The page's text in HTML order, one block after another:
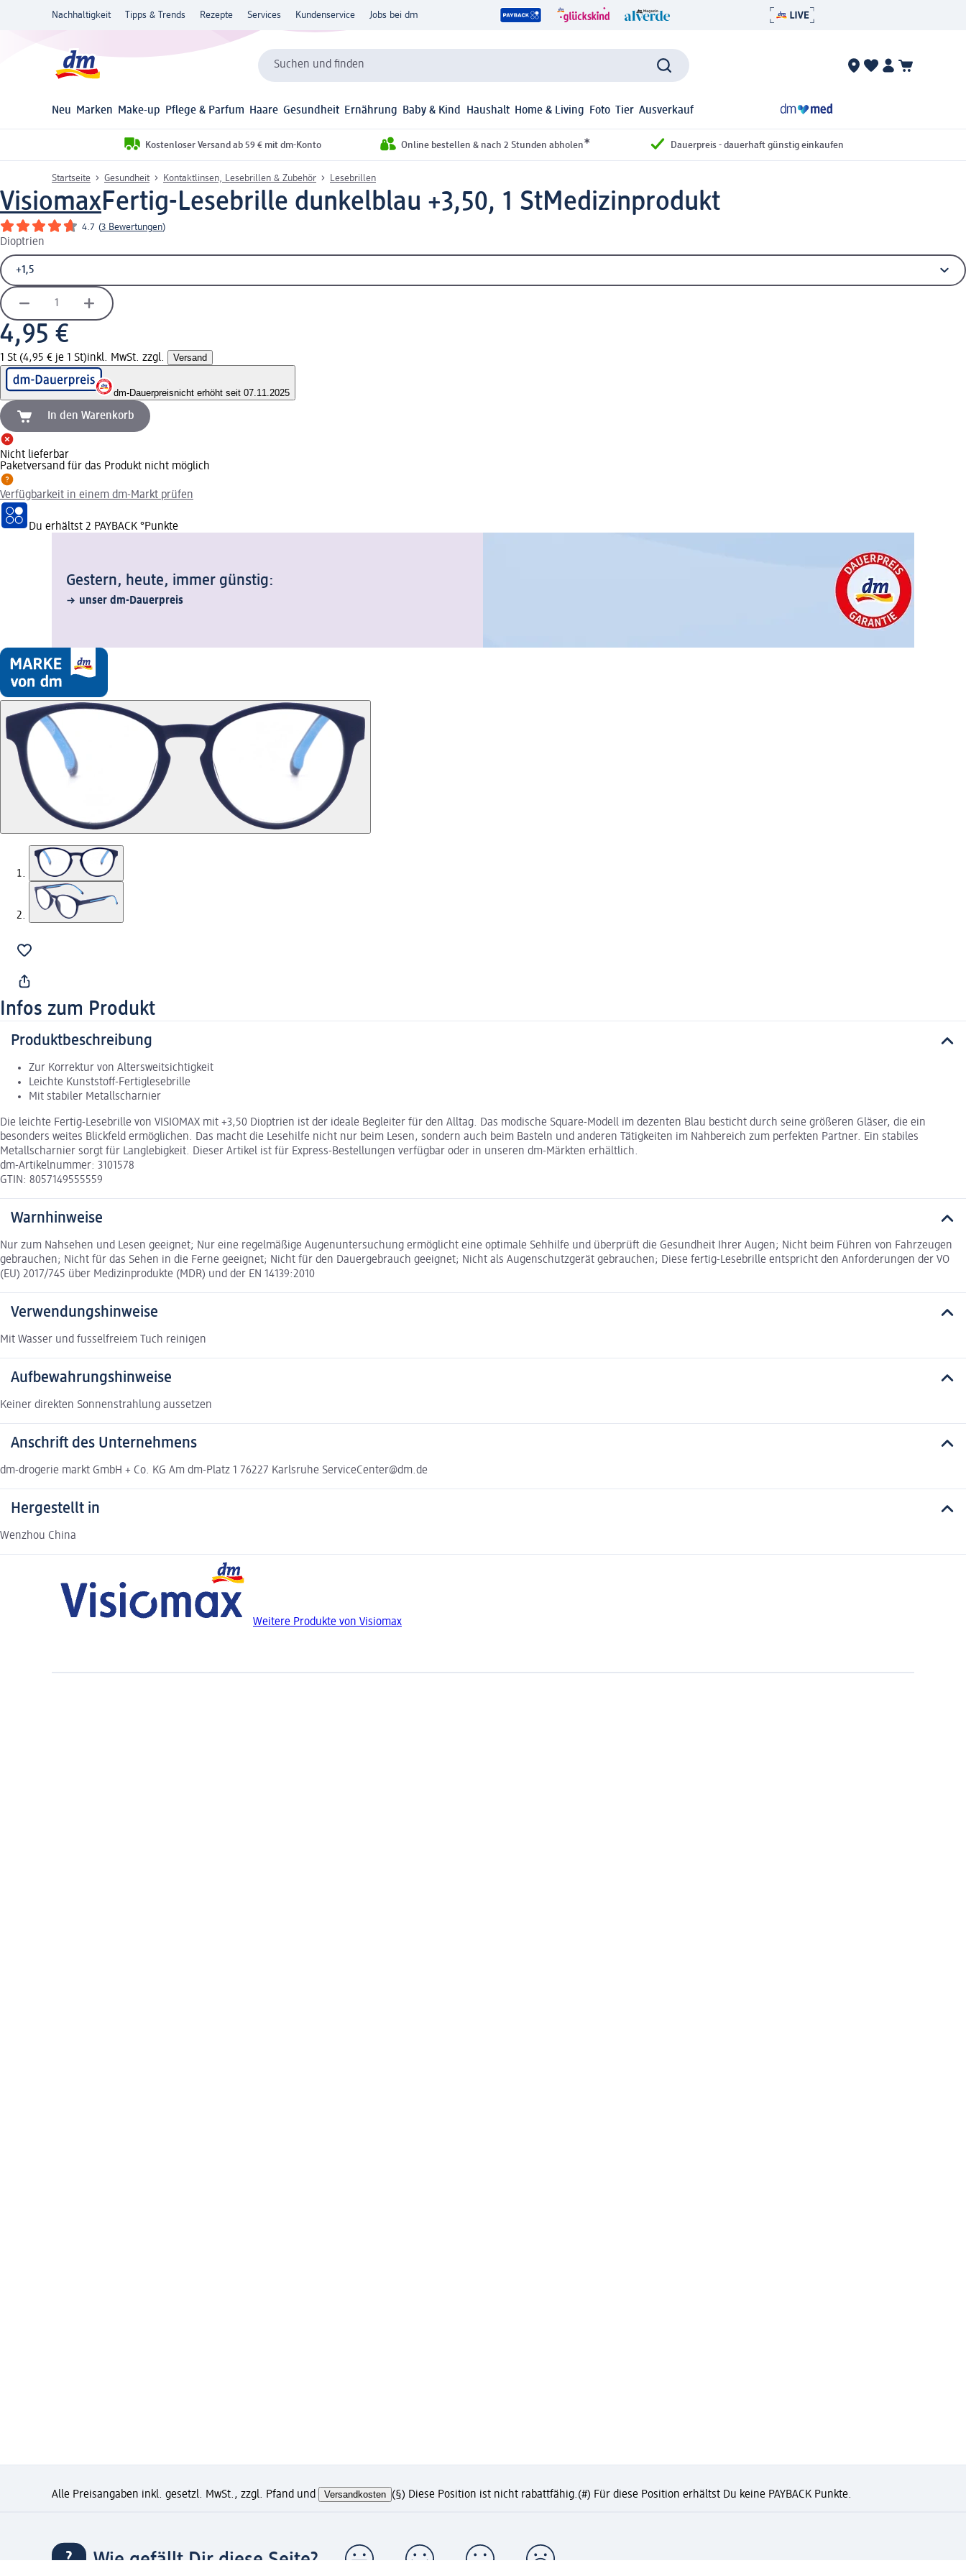
Nachhaltigkeit Tipps & Trends Rezepte Services Kundenservice Jobs bei dm
Suchen und finden
Neu Marken Make-up Pflege & Parfum Haare Gesundheit Ernährung Baby & Kind Haushalt Home & Living Foto Tier Ausverkauf
Kostenloser Versand ab 59 € mit dm-Konto Online bestellen & nach 2 Stunden abholen* Dauerpreis - dauerhaft günstig einkaufen
Startseite Gesundheit Kontaktlinsen, Lesebrillen & Zubehör Lesebrillen
VisiomaxFertig-Lesebrille dunkelblau +3,50, 1 StMedizinprodukt
4.7 (3 Bewertungen)
Dioptrien
4,95 €
1 St (4,95 € je 1 St)inkl. MwSt. zzgl. Versand
dm-Dauerpreisnicht erhöht seit 07.11.2025
In den Warenkorb
Nicht lieferbar
Paketversand für das Produkt nicht möglich
Verfügbarkeit in einem dm-Markt prüfen
Du erhältst 2 PAYBACK °Punkte
Gestern, heute, immer günstig:
unser dm-Dauerpreis
Infos zum Produkt
Produktbeschreibung
Zur Korrektur von Altersweitsichtigkeit
Leichte Kunststoff-Fertiglesebrille
Mit stabiler Metallscharnier
Die leichte Fertig-Lesebrille von VISIOMAX mit +3,50 Dioptrien ist der ideale Begleiter für den Alltag. Das modische Square-Modell im dezenten Blau besticht durch seine größeren Gläser, die ein
besonders weites Blickfeld ermöglichen. Das macht die Lesehilfe nicht nur beim Lesen, sondern auch beim Basteln und anderen Tätigkeiten im Nahbereich zum perfekten Partner. Ein stabiles
Metallscharnier sorgt für Langlebigkeit. Dieser Artikel ist für Express-Bestellungen verfügbar oder in unseren dm-Märkten erhältlich.
dm-Artikelnummer: 3101578
GTIN: 8057149555559
Warnhinweise
Nur zum Nahsehen und Lesen geeignet; Nur eine regelmäßige Augenuntersuchung ermöglicht eine optimale Sehhilfe und überprüft die Gesundheit Ihrer Augen; Nicht beim Führen von Fahrzeugen
gebrauchen; Nicht für das Sehen in die Ferne geeignet; Nicht für den Dauergebrauch geeignet; Nicht als Augenschutzgerät gebrauchen; Diese fertig-Lesebrille entspricht den Anforderungen der VO
(EU) 2017/745 über Medizinprodukte (MDR) und der EN 14139:2010
Verwendungshinweise
Mit Wasser und fusselfreiem Tuch reinigen
Aufbewahrungshinweise
Keiner direkten Sonnenstrahlung aussetzen
Anschrift des Unternehmens
dm-drogerie markt GmbH + Co. KG Am dm-Platz 1 76227 Karlsruhe ServiceCenter@dm.de
Hergestellt in
Wenzhou China
Weitere Produkte von Visiomax
Alle Preisangaben inkl. gesetzl. MwSt., zzgl. Pfand und Versandkosten (§) Diese Position ist nicht rabattfähig.(#) Für diese Position erhältst Du keine PAYBACK Punkte.
Wie gefällt Dir diese Seite?